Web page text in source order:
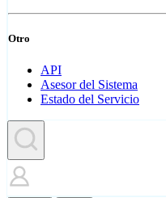
Otro
API
Asesor del Sistema
Estado del Servicio